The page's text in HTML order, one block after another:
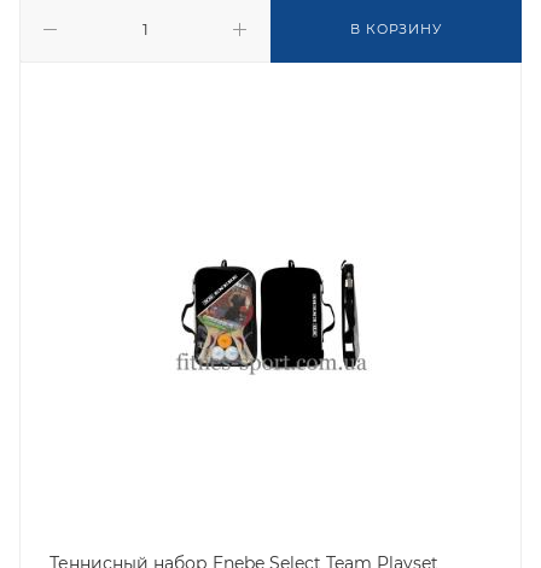
В КОРЗИНУ
Теннисный набор Enebe Select Team Playset